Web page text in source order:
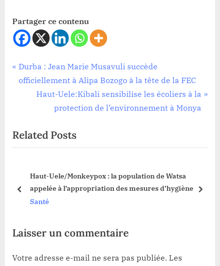
Partager ce contenu
Santé
Navigation
l’article
P
r
o
u
o
:
Durba : Jean Marie Musavuli succède
officiellement à Alipa Bozogo à la tête de la FEC
N
t
P
s
t
:
Haut-Uele:Kibali sensibilise les écoliers à la
protection de l’environnement à Monya
Related Posts
Haut-Uele/Monkeypox : la population de Watsa
appelée à l’appropriation des mesures d’hygiène
Santé
prev next
Laisser un commentaire
Votre adresse e-mail ne sera pas publiée. Les